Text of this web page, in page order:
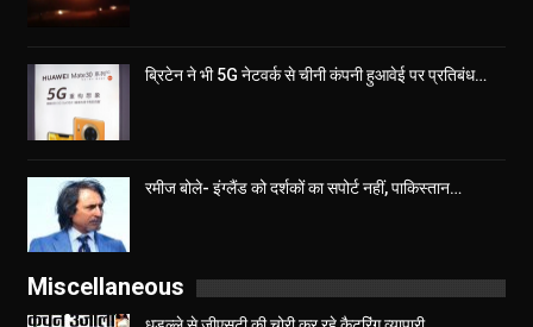
ब्रिटेन ने भी 5G नेटवर्क से चीनी कंपनी हुआवेई पर प्रतिबंध…
रमीज बोले- इंग्लैंड को दर्शकों का सपोर्ट नहीं, पाकिस्तान…
Miscellaneous